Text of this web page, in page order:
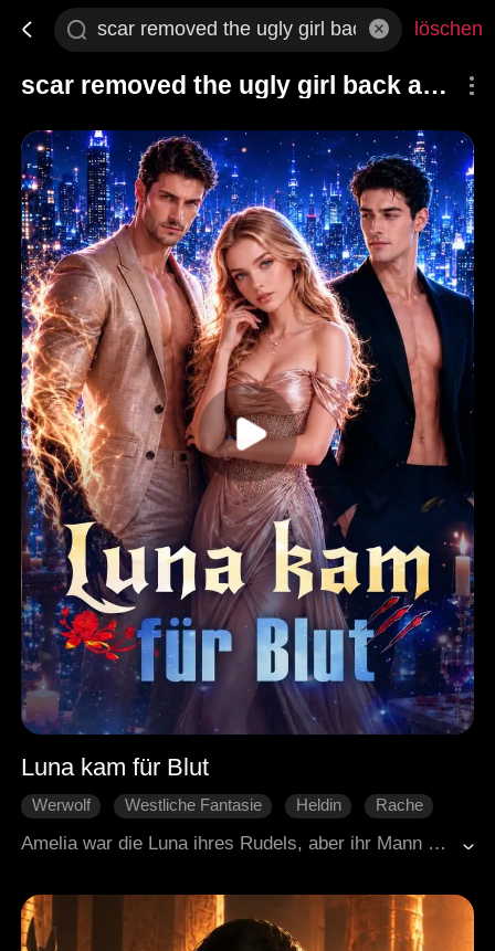
löschen
scar removed the ugly girl back as luna
Luna kam für Blut
Werwolf Westliche Fantasie Heldin
Rache
Amelia war die Luna ihres Rudels, aber ihr Mann hat sie verraten und ihre Tochter wurde getötet. Dann haben sie sie vor allen verstoßen und zum Sterben liegen lassen, aber ein feindlicher Alpha hat sie gerettet. Fünf Jahre lang hat sie sich im Verborgenen neu aufgebaut, wurde zur Heilerin und Kämpferin, und jetzt ist sie zurück, mit neuer Identität und einem einzigen Ziel: Rache. Einen nach dem anderen holt sie sich die, die ihre Familie zerstört haben, und sie bittet nicht um Gnade, sie verteilt sie. Amelia beweist, dass der gefährlichste Wolf der ist, der aus dem Grab zurückkommt.